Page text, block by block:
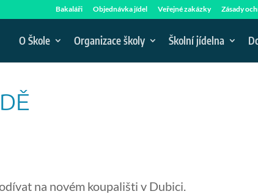
Bakaláři Objednávka jídel Veřejné zakázky Zásady
O Škole Organizace školy Školní jídelna
na novém koupališti v Dubici.